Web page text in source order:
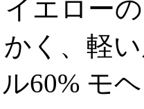
エロー
く、軽
ル60% モ